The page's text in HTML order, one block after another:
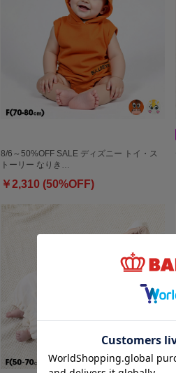
8/6～50%OFF SALE ディズニー トイ・ス
トーリー なりき…
￥2,310 (50%OFF)